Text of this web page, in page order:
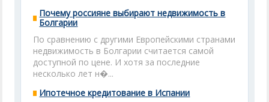
Почему россияне выбирают недвижимость в
Болгарии
По сравнению с другими Европейскими странами
недвижимость в Болгарии считается самой
доступной по цене. И хотя за последние
несколько лет н�...
Ипотечное кредитование в Испании